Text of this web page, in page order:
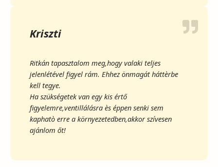
Kriszti
Ritkán tapasztalom meg,hogy valaki teljes
jelenlétével figyel rám. Ehhez önmagát háttèrbe
kell tegye.
Ha szükségetek van egy kis értő
figyelemre,ventillálásra ès éppen senki sem
kaphatò erre a környezetedben,akkor szívesen
ajánlom őt!